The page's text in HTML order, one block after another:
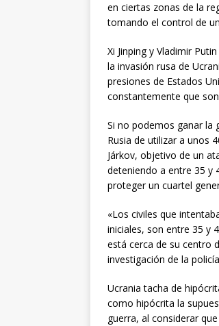
en ciertas zonas de la
tomando el control de
Xi Jinping y Vladimir
la invasión rusa de
presiones de Estados
constantemente que
Si no podemos ganar la
Rusia de utilizar a unos
Járkov, objetivo de un
deteniendo a entre 35 y
proteger un cuartel
«Los civiles que
iniciales, son entre 35 y
está cerca de su centro
investigación de la
Ucrania tacha de
como hipócrita la
guerra, al considerar